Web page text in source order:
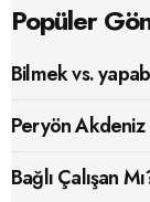
Popüler
Bilmek vs.
Peryön Akdeniz
Bağlı Çalışan